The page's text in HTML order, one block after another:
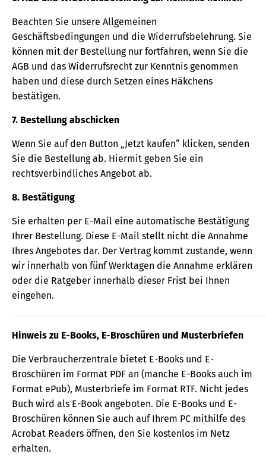
Beachten Sie unsere Allgemeinen
Geschäftsbedingungen und die Widerrufsbelehrung. Sie
können mit der Bestellung nur fortfahren, wenn Sie die
AGB und das Widerrufsrecht zur Kenntnis genommen
haben und diese durch Setzen eines Häkchens
bestätigen.
7. Bestellung abschicken
Wenn Sie auf den Button „Jetzt kaufen“ klicken, senden
Sie die Bestellung ab. Hiermit geben Sie ein
rechtsverbindliches Angebot ab.
8. Bestätigung
Sie erhalten per E-Mail eine automatische Bestätigung
Ihrer Bestellung. Diese E-Mail stellt nicht die Annahme
Ihres Angebotes dar. Der Vertrag kommt zustande, wenn
wir innerhalb von fünf Werktagen die Annahme erklären
oder die Ratgeber innerhalb dieser Frist bei Ihnen
eingehen.
Hinweis zu E-Books, E-Broschüren und Musterbriefen
Die Verbraucherzentrale bietet E-Books und E-
Broschüren im Format PDF an (manche E-Books auch im
Format ePub), Musterbriefe im Format RTF. Nicht jedes
Buch wird als E-Book angeboten. Die E-Books und E-
Broschüren können Sie auch auf Ihrem PC mithilfe des
Acrobat Readers öffnen, den Sie kostenlos im Netz
erhalten.